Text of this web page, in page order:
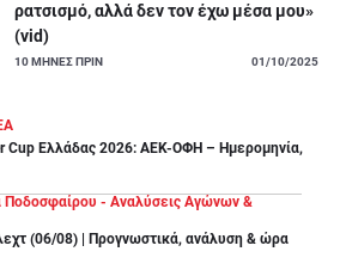
ρατσισμό, αλλά δεν τον έχω μέσα μου»
(vid)
10ΜΗΝΕΣ ΠΡΙΝ 01/10/2025
Cup Ελλάδας 2026: ΑΕΚ-ΟΦΗ – Ημερομηνία,
Ποδοσφαίρου - Αναλύσεις Αγώνων &
(06/08) | Προγνωστικά, ανάλυση & ώρα